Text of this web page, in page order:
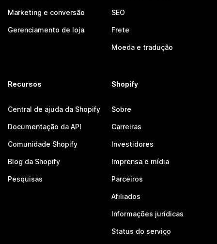
Marketing e conversão
Gerenciamento de loja
SEO
Frete
Moeda e tradução
Recursos
Central de ajuda da Shopify
Documentação da API
Comunidade Shopify
Blog da Shopify
Pesquisas
Shopify
Sobre
Carreiras
Investidores
Imprensa e mídia
Parceiros
Afiliados
Informações jurídicas
Status do serviço